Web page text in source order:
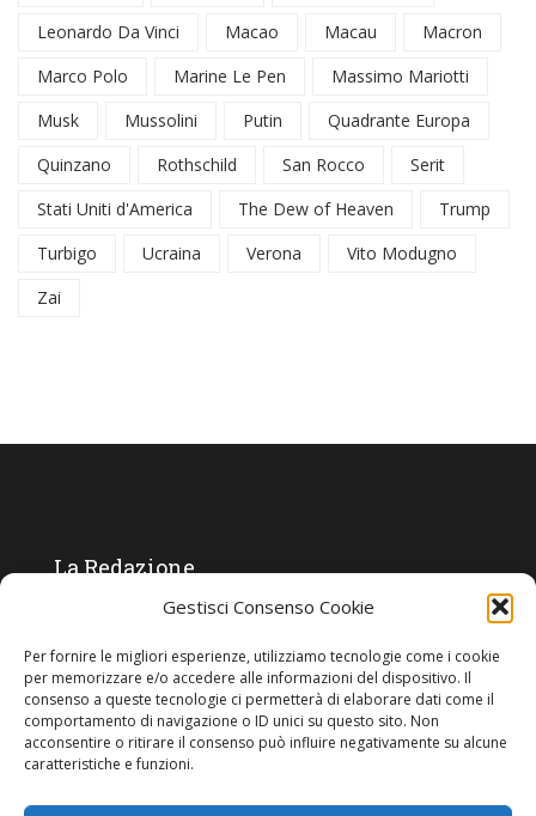
Gestisci Consenso Cookie
Per fornire le migliori esperienze, utilizziamo tecnologie come i cookie
per memorizzare e/o accedere alle informazioni del dispositivo. Il
consenso a queste tecnologie ci permetterà di elaborare dati come il
comportamento di navigazione o ID unici su questo sito. Non
acconsentire o ritirare il consenso può influire negativamente su alcune
caratteristiche e funzioni.
Leonardo Da Vinci
Macao Macau
Macron
Marco Polo
Marine Le Pen
Massimo Mariotti
Musk
Mussolini Putin
Quadrante Europa
Quinzano
Rothschild San Rocco
Serit
Stati Uniti d'America
The Dew of Heaven
Trump
Turbigo
Ucraina Verona
Vito Modugno
Zai
La Redazione
Critica Letteraria:Ambrogio Bianchi
Vita Politica:Ermete Barbieri
Costume e moda:Ada Simoni